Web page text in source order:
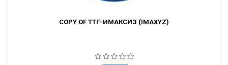
COPY OF ТТГ-ИМАКСИЗ (IMAXYZ)